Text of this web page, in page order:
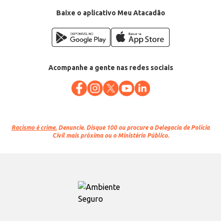
Baixe o aplicativo Meu Atacadão
Acompanhe a gente nas redes sociais
Racismo é crime. Denuncie. Disque 100 ou procure a Delegacia de Polícia
Civil mais próxima ou o Ministério Público.